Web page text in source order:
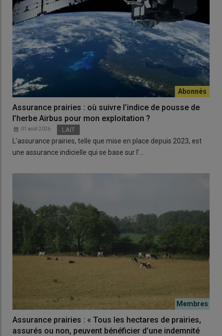
Assurance prairies : où suivre l’indice de pousse de
l’herbe Airbus pour mon exploitation ?
01 août 2026 LAIT
L’assurance prairies, telle que mise en place depuis 2023, est
une assurance indicielle qui se base sur l’…
Assurance prairies : « Tous les hectares de prairies,
assurés ou non, peuvent bénéficier d’une indemnité